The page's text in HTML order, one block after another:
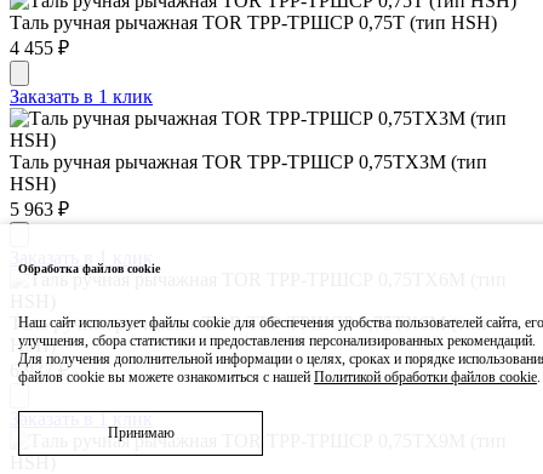
Таль ручная рычажная TOR ТРР-ТРШСР 0,75T (тип HSH)
4 455 ₽
Заказать в 1 клик
Таль ручная рычажная TOR ТРР-ТРШСР 0,75ТХ3М (тип
HSH)
5 963 ₽
Таль ручная рычажная TOR ТРР-ТРШСР 0,75ТХ6М (тип
HSH)
6 937 ₽
Заказать в 1 клик
Обработка файлов cookie
Наш сайт использует файлы cookie для обеспечения удобства пользователей сайта, его
улучшения, сбора статистики и предоставления персонализированных рекомендаций.
Для получения дополнительной информации о целях, сроках и порядке
файлов cookie вы можете ознакомиться с нашей Политикой обработки файлов cookie.
Принимаю